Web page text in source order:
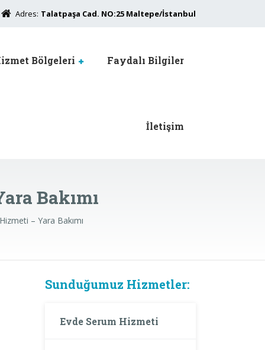
Adres: Talatpaşa Cad. NO:25 Maltepe/İstanbul
Bölgeleri Faydalı Bilgiler
İletişim
Bakımı
– Yara Bakımı
Sunduğumuz Hizmetler:
Evde Serum Hizmeti